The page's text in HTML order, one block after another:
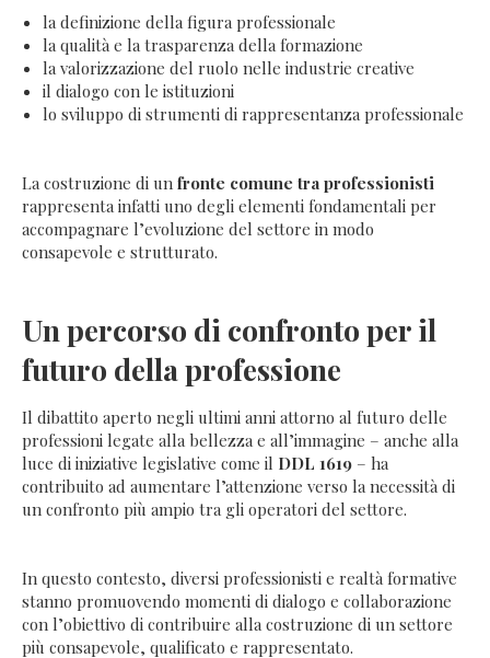
la definizione della figura professionale
la qualità e la trasparenza della formazione
la valorizzazione del ruolo nelle industrie creative
il dialogo con le istituzioni
lo sviluppo di strumenti di rappresentanza professionale
La costruzione di un fronte comune tra professionisti
rappresenta infatti uno degli elementi fondamentali per
accompagnare l’evoluzione del settore in modo
consapevole e strutturato.
Un percorso di confronto per il
futuro della professione
Il dibattito aperto negli ultimi anni attorno al futuro delle
professioni legate alla bellezza e all’immagine – anche alla
luce di iniziative legislative come il DDL 1619 – ha
contribuito ad aumentare l’attenzione verso la necessità di
un confronto più ampio tra gli operatori del settore.
In questo contesto, diversi professionisti e realtà formative
stanno promuovendo momenti di dialogo e collaborazione
con l’obiettivo di contribuire alla costruzione di un settore
più consapevole, qualificato e rappresentato.